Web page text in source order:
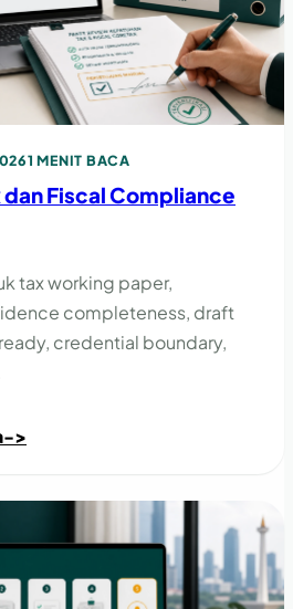
1 MENIT BACA
Fiscal Compliance
tax working paper,
completeness, draft
credential boundary,
->